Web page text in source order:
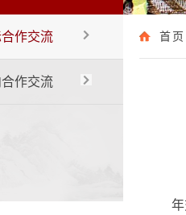
合作交流
合作交流
首页